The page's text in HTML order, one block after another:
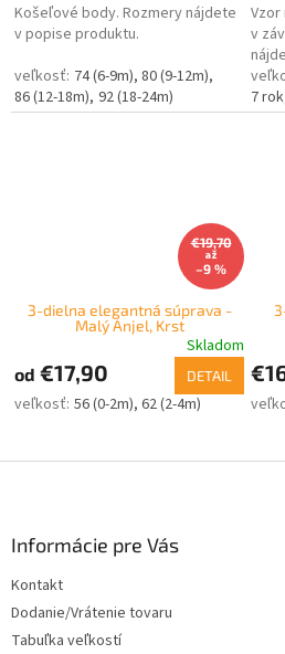
Košeľové body. Rozmery nájdete
v popise produktu.
74 (6-9m) 80 (9-12m)
86 (12-18m) 92 (18-24m)
v
7 rok
€19,70
až
–9 %
3-dielna elegantná súprava -
Malý Anjel, Krst
Skladom
od €17,90 DETAIL
56 (0-2m) 62 (2-4m)
Informácie pre Vás
Kontakt
Dodanie/Vrátenie tovaru
Tabuľka veľkostí